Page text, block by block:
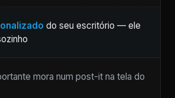
do seu escritório — ele
mora num post-it na tela do